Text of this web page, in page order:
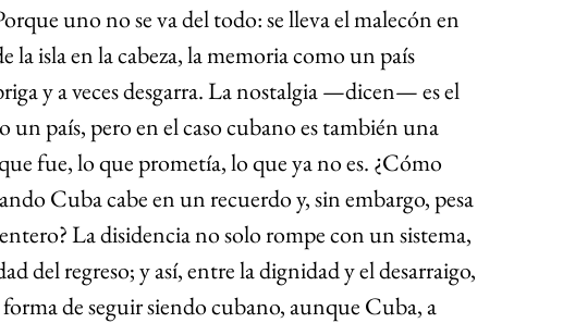
uno no se va del todo: se lleva el malecón en
la isla en la cabeza, la memoria como un país
y a veces desgarra. La nostalgia —dicen— es el
un país, pero en el caso cubano es también una
fue, lo que prometía, lo que ya no es. ¿Cómo
Cuba cabe en un recuerdo y, sin embargo, pesa
La disidencia no solo rompe con un sistema,
del regreso; y así, entre la dignidad y el desarraigo,
de seguir siendo cubano, aunque Cuba, a